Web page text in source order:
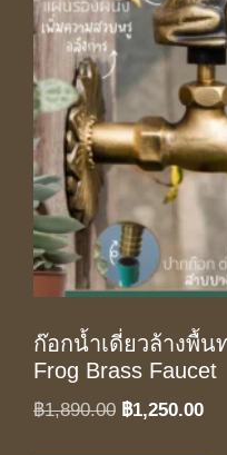
ก๊อกน้ำเดี่ยวล้างพื้น
Frog Brass Faucet
฿1,890.00 Original
฿1,250.00